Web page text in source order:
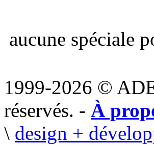
aucune spéciale
1999-2026 ©
réservés. - À
\ design +